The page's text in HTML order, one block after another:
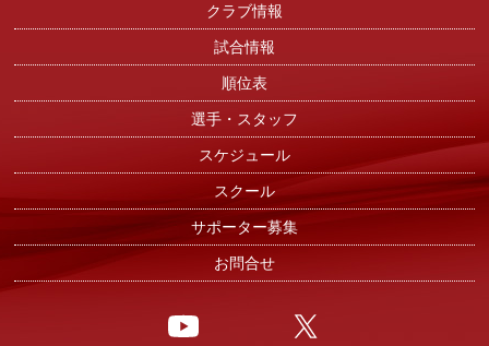
クラブ情報
試合情報
順位表
選手・スタッフ
スケジュール
スクール
サポーター募集
お問合せ